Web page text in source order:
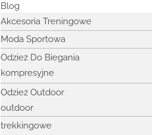
Blog
Akcesoria Treningowe
Moda Sportowa
Odzież Do Biegania
kompresyjne
Odzież Outdoor
outdoor
trekkingowe